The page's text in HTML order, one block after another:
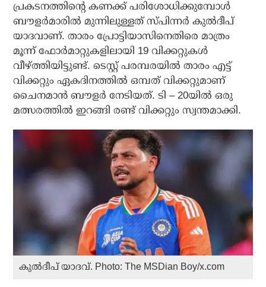
പ്രകടനത്തിന്റെ കണക്ക് പരിശോധിക്കുമ്പോള്‍
ബൗളര്‍മാരില്‍ മുന്നിലുള്ളത് സ്പിന്നര്‍ കുല്‍ദീപ്
യാദവാണ്. താരം പ്രോട്ടിയാസിനെതിരെ മാത്രം
മൂന്ന് ഫോര്‍മാറ്റുകളിലായി 19 വിക്കറ്റുകള്‍
വീഴ്ത്തിയിട്ടുണ്ട്. ടെസ്റ്റ് പരമ്പരയില്‍ താരം എട്ട്
വിക്കറ്റും ഏകദിനത്തില്‍ ഒമ്പത് വിക്കറ്റുമാണ്
ചൈനമാന്‍ ബൗളര്‍ നേടിയത്. ടി – 20യില്‍ ഒരു
മത്സരത്തില്‍ ഇറങ്ങി രണ്ട് വിക്കറ്റും സ്വന്തമാക്കി.
കുൽദീപ് യാദവ്. Photo: The MSDian Boy/x.com